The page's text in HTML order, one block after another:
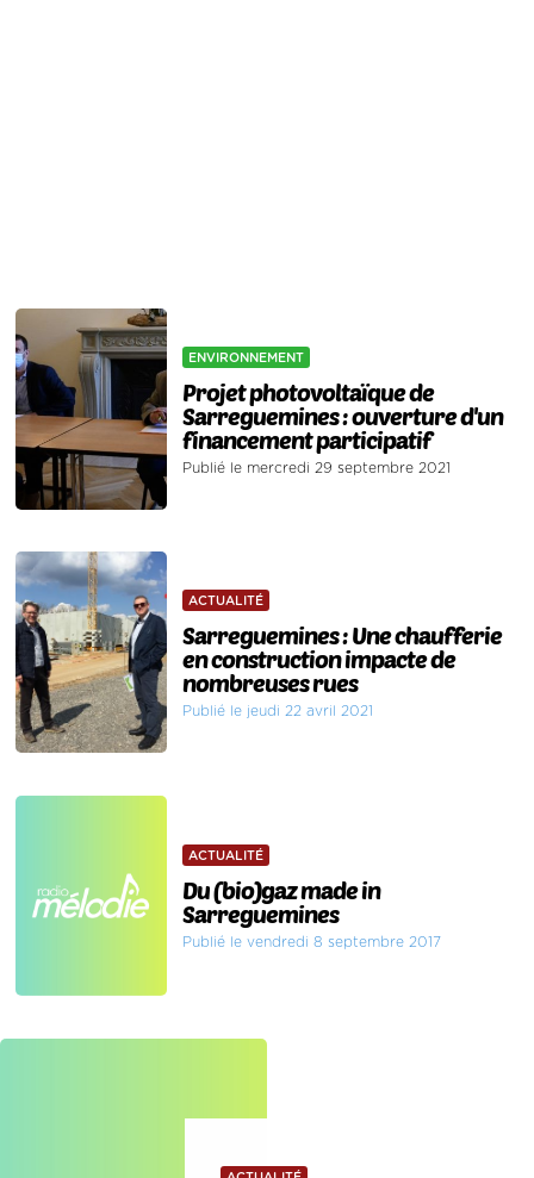
ENVIRONNEMENT
Projet photovoltaïque de
Sarreguemines : ouverture d'un
financement participatif
Publié le mercredi 29 septembre 2021
ACTUALITÉ
Sarreguemines : Une chaufferie
en construction impacte de
nombreuses rues
Publié le jeudi 22 avril 2021
ACTUALITÉ
Du (bio)gaz made in
Sarreguemines
Publié le vendredi 8 septembre 2017